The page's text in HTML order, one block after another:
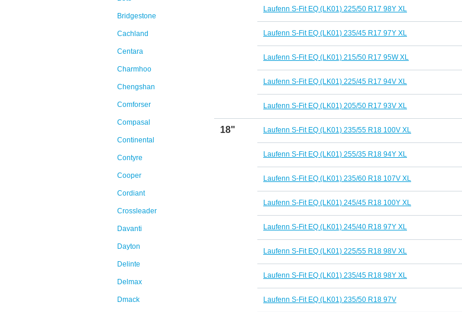
Bridgestone
Cachland
Centara
Charmhoo
Chengshan
Comforser
Compasal
Continental
Contyre
Cooper
Cordiant
Crossleader
Davanti
Dayton
Delinte
Delmax
Dmack
Laufenn S-Fit EQ (LK01) 225/50 R17 98Y XL
Laufenn S-Fit EQ (LK01) 235/45 R17 97Y XL
Laufenn S-Fit EQ (LK01) 215/50 R17 95W XL
Laufenn S-Fit EQ (LK01) 225/45 R17 94V XL
Laufenn S-Fit EQ (LK01) 205/50 R17 93V XL
18" Laufenn S-Fit EQ (LK01) 235/55 R18 100V XL
Laufenn S-Fit EQ (LK01) 255/35 R18 94Y XL
Laufenn S-Fit EQ (LK01) 235/60 R18 107V XL
Laufenn S-Fit EQ (LK01) 245/45 R18 100Y XL
Laufenn S-Fit EQ (LK01) 245/40 R18 97Y XL
Laufenn S-Fit EQ (LK01) 225/55 R18 98V XL
Laufenn S-Fit EQ (LK01) 235/45 R18 98Y XL
Laufenn S-Fit EQ (LK01) 235/50 R18 97V